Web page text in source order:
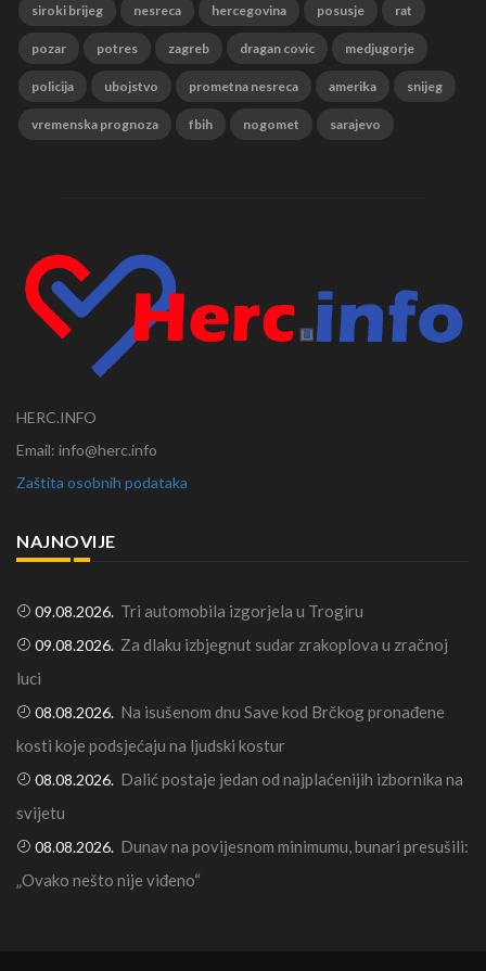
siroki brijeg nesreca hercegovina posusje rat
pozar potres zagreb dragan covic medjugorje
policija ubojstvo prometna nesreca amerika snijeg
vremenska prognoza fbih nogomet sarajevo
HERC.INFO
Email: info@herc.info
Zaštita osobnih podataka
NAJNOVIJE
09.08.2026. Tri automobila izgorjela u Trogiru
09.08.2026. Za dlaku izbjegnut sudar zrakoplova u zračnoj
luci
08.08.2026. Na isušenom dnu Save kod Brčkog pronađene
kosti koje podsjećaju na ljudski kostur
08.08.2026. Dalić postaje jedan od najplaćenijih izbornika na
svijetu
08.08.2026. Dunav na povijesnom minimumu, bunari presušili:
„Ovako nešto nije viđeno“